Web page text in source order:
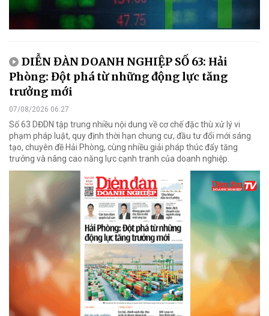
DIỄN ĐÀN DOANH NGHIỆP SỐ 63: Hải
Phòng: Đột phá từ những động lực tăng
trưởng mới
07/08/2026 06:27
Số 63 DĐDN tập trung nhiều nội dung về cơ chế đặc thù xử lý vi
phạm pháp luật, quy định thời hạn chung cư, đầu tư đổi mới sáng
tạo, chuyên đề Hải Phòng, cùng nhiều giải pháp thúc đẩy tăng
trưởng và nâng cao năng lực cạnh tranh của doanh nghiệp.